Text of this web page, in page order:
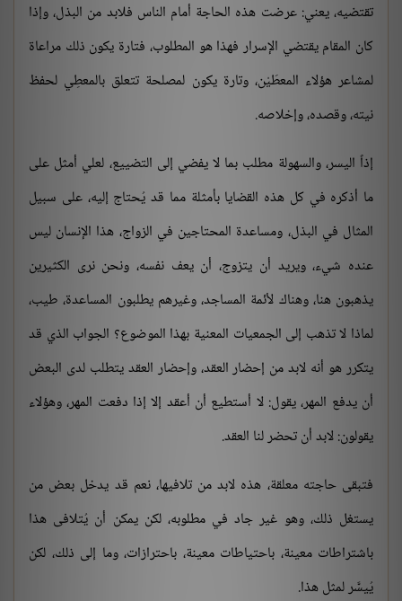
تقتضيه، يعني: عرضت هذه الحاجة أمام الناس فلابد من البذل، وإذا
كان المقام يقتضي الإسرار فهذا هو المطلوب، فتارة يكون ذلك مراعاة
لمشاعر هؤلاء المعطَيْن، وتارة يكون لمصلحة تتعلق بالمعطِي لحفظ
نيته، وقصده، وإخلاصه.
إذاً اليسر، والسهولة مطلب بما لا يفضي إلى التضييع، لعلي أمثل على
ما أذكره في كل هذه القضايا بأمثلة مما قد يُحتاج إليه، على سبيل
المثال في البذل، ومساعدة المحتاجين في الزواج، هذا الإنسان ليس
عنده شيء، ويريد أن يتزوج، أن يعف نفسه، ونحن نرى الكثيرين
يذهبون هنا، وهناك لأئمة المساجد، وغيرهم يطلبون المساعدة، طيب،
لماذا لا تذهب إلى الجمعيات المعنية بهذا الموضوع؟ الجواب الذي قد
يتكرر هو أنه لابد من إحضار العقد، وإحضار العقد يتطلب لدى البعض
أن يدفع المهر، يقول: لا أستطيع أن أعقد إلا إذا دفعت المهر، وهؤلاء
يقولون: لابد أن تحضر لنا العقد.
فتبقى حاجته معلقة، هذه لابد من تلافيها، نعم قد يدخل بعض من
يستغل ذلك، وهو غير جاد في مطلوبه، لكن يمكن أن يُتلافى هذا
باشتراطات معينة، باحتياطات معينة، باحترازات، وما إلى ذلك، لكن
يُيسَّر لمثل هذا.